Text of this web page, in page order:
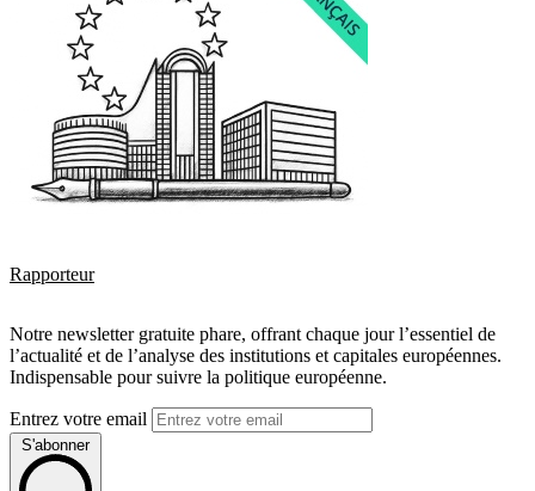
Rapporteur
Notre newsletter gratuite phare, offrant chaque jour l’essentiel de
l’actualité et de l’analyse des institutions et capitales européennes.
Indispensable pour suivre la politique européenne.
Entrez votre email
S'abonner